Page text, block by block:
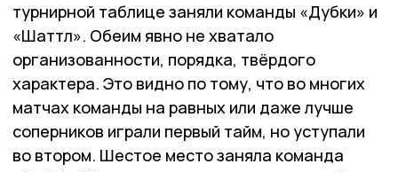
турнирной таблице заняли команды «Дубки» и
«Шаттл». Обеим явно не хватало
организованности, порядка, твёрдого
характера. Это видно по тому, что во многих
матчах команды на равных или даже лучше
соперников играли первый тайм, но уступали
во втором. Шестое место заняла команда